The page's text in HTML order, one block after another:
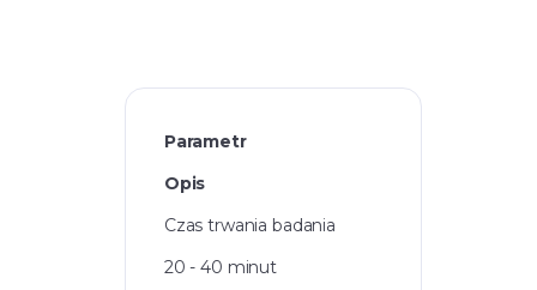
Parametr
Opis
Czas trwania badania
20 - 40 minut